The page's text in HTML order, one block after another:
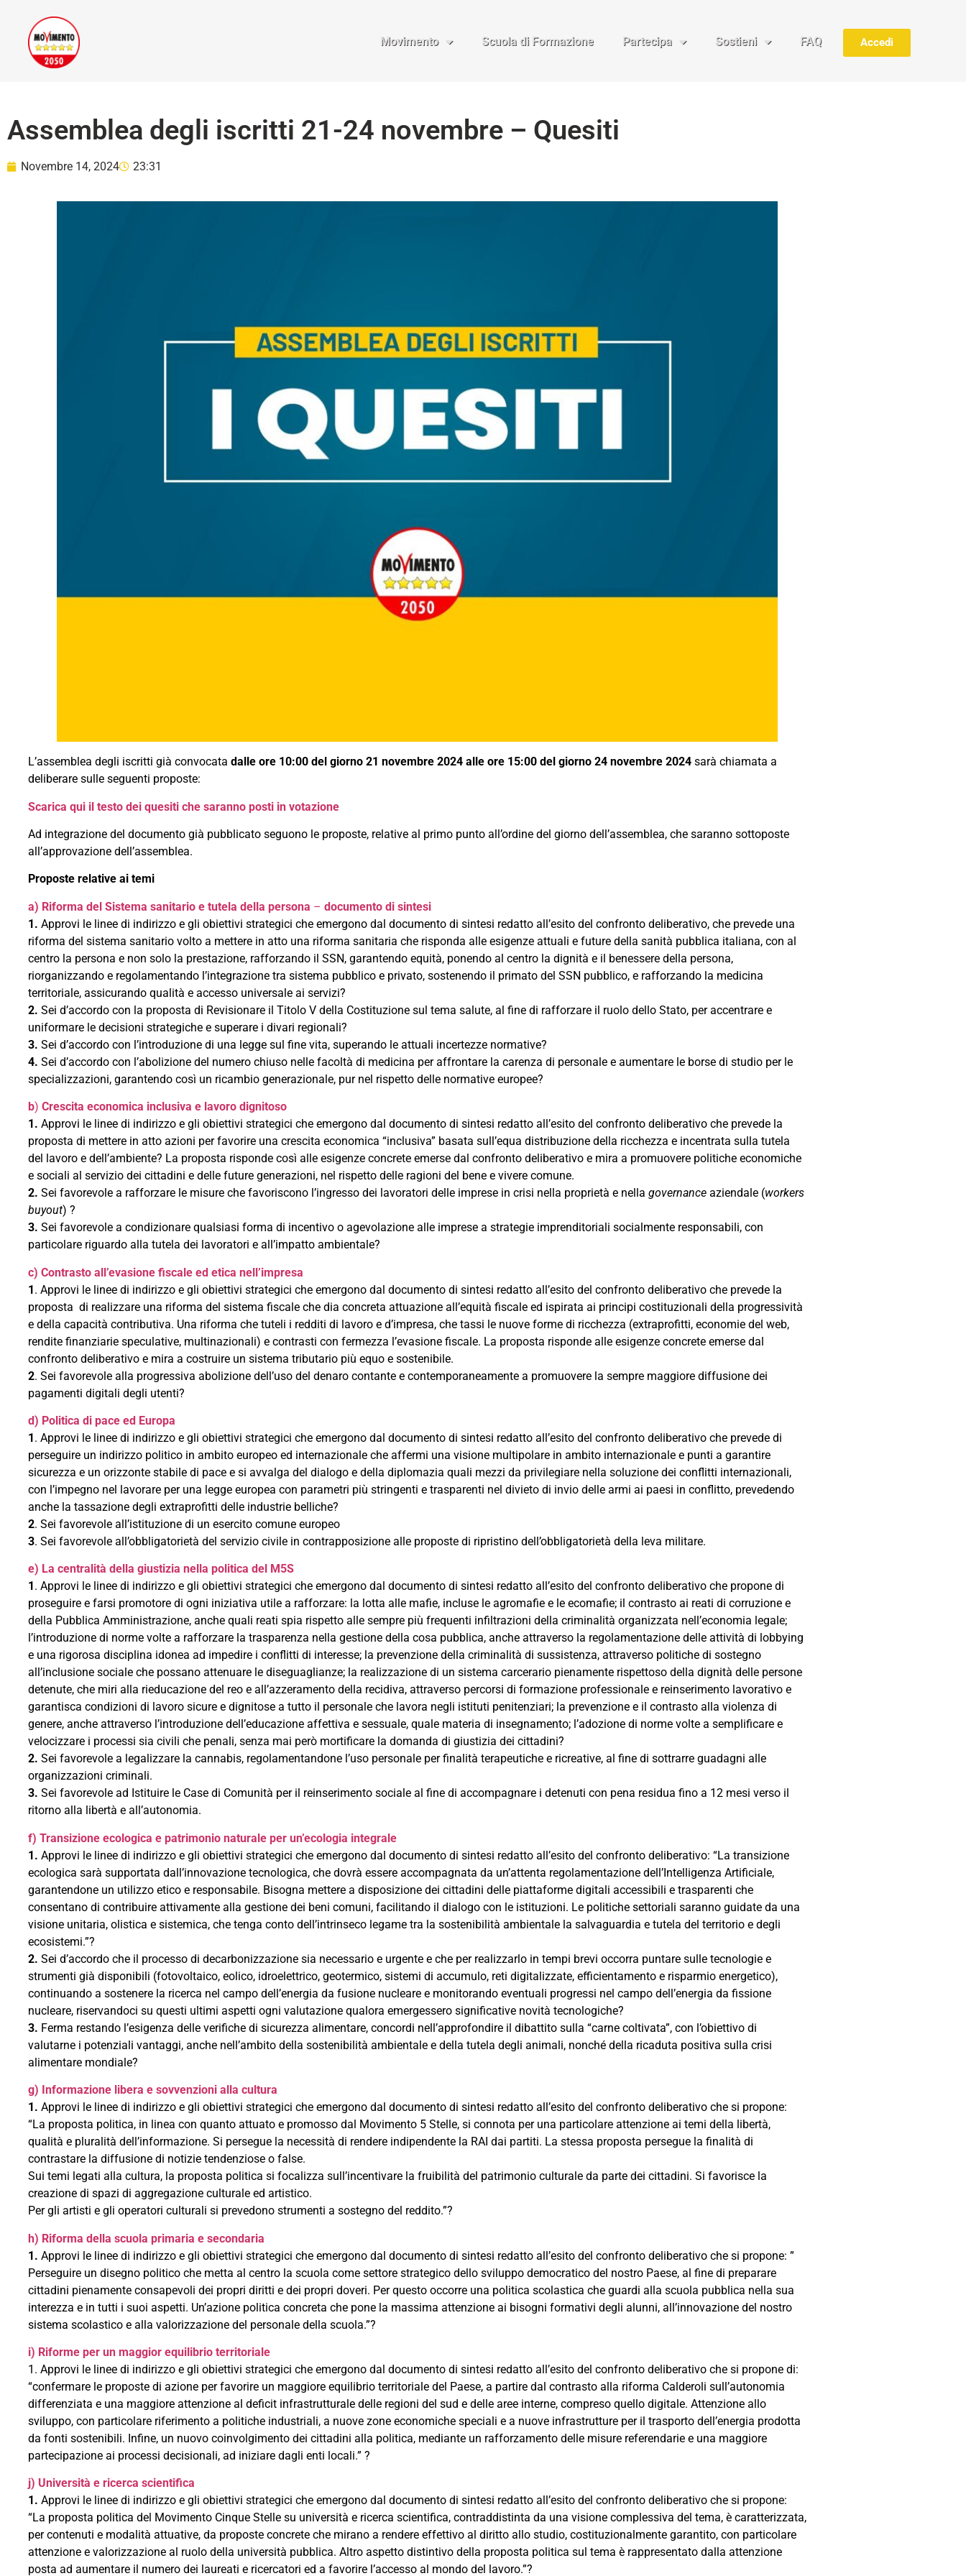
Movimento Scuola di Formazione Partecipa Sostieni FAQ Accedi
Assemblea degli iscritti 21-24 novembre – Quesiti
Novembre 14, 2024 23:31
L’assemblea degli iscritti già convocata dalle ore 10:00 del giorno 21 novembre 2024 alle ore 15:00 del giorno 24 novembre 2024 sarà chiamata a
deliberare sulle seguenti proposte:
Scarica qui il testo dei quesiti che saranno posti in votazione
Ad integrazione del documento già pubblicato seguono le proposte, relative al primo punto all’ordine del giorno dell’assemblea, che saranno sottoposte
all’approvazione dell’assemblea.
Proposte relative ai temi
a) Riforma del Sistema sanitario e tutela della persona – documento di sintesi
1. Approvi le linee di indirizzo e gli obiettivi strategici che emergono dal documento di sintesi redatto all’esito del confronto deliberativo, che prevede una
riforma del sistema sanitario volto a mettere in atto una riforma sanitaria che risponda alle esigenze attuali e future della sanità pubblica italiana, con al
centro la persona e non solo la prestazione, rafforzando il SSN, garantendo equità, ponendo al centro la dignità e il benessere della persona,
riorganizzando e regolamentando l’integrazione tra sistema pubblico e privato, sostenendo il primato del SSN pubblico, e rafforzando la medicina
territoriale, assicurando qualità e accesso universale ai servizi?
2. Sei d’accordo con la proposta di Revisionare il Titolo V della Costituzione sul tema salute, al fine di rafforzare il ruolo dello Stato, per accentrare e
uniformare le decisioni strategiche e superare i divari regionali?
3. Sei d’accordo con l’introduzione di una legge sul fine vita, superando le attuali incertezze normative?
4. Sei d’accordo con l’abolizione del numero chiuso nelle facoltà di medicina per affrontare la carenza di personale e aumentare le borse di studio per le
specializzazioni, garantendo così un ricambio generazionale, pur nel rispetto delle normative europee?
b) Crescita economica inclusiva e lavoro dignitoso
1. Approvi le linee di indirizzo e gli obiettivi strategici che emergono dal documento di sintesi redatto all’esito del confronto deliberativo che prevede la
proposta di mettere in atto azioni per favorire una crescita economica “inclusiva” basata sull’equa distribuzione della ricchezza e incentrata sulla tutela
del lavoro e dell’ambiente? La proposta risponde così alle esigenze concrete emerse dal confronto deliberativo e mira a promuovere politiche economiche
e sociali al servizio dei cittadini e delle future generazioni, nel rispetto delle ragioni del bene e vivere comune.
2. Sei favorevole a rafforzare le misure che favoriscono l’ingresso dei lavoratori delle imprese in crisi nella proprietà e nella governanceaziendale (workers
buyout) ?
3. Sei favorevole a condizionare qualsiasi forma di incentivo o agevolazione alle imprese a strategie imprenditoriali socialmente responsabili, con
particolare riguardo alla tutela dei lavoratori e all’impatto ambientale?
c) Contrasto all’evasione fiscale ed etica nell’impresa
1. Approvi le linee di indirizzo e gli obiettivi strategici che emergono dal documento di sintesi redatto all’esito del confronto deliberativo che prevede la
proposta di realizzare una riforma del sistema fiscale che dia concreta attuazione all’equità fiscale ed ispirata ai principi costituzionali della progressività
e della capacità contributiva. Una riforma che tuteli i redditi di lavoro e d’impresa, che tassi le nuove forme di ricchezza (extraprofitti, economie del web,
rendite finanziarie speculative, multinazionali) e contrasti con fermezza l’evasione fiscale. La proposta risponde alle esigenze concrete emerse dal
confronto deliberativo e mira a costruire un sistema tributario più equo e sostenibile.
2. Sei favorevole alla progressiva abolizione dell’uso del denaro contante e contemporaneamente a promuovere la sempre maggiore diffusione dei
pagamenti digitali degli utenti?
d) Politica di pace ed Europa
1. Approvi le linee di indirizzo e gli obiettivi strategici che emergono dal documento di sintesi redatto all’esito del confronto deliberativo che prevede di
perseguire un indirizzo politico in ambito europeo ed internazionale che affermi una visione multipolare in ambito internazionale e punti a garantire
sicurezza e un orizzonte stabile di pace e si avvalga del dialogo e della diplomazia quali mezzi da privilegiare nella soluzione dei conflitti internazionali,
con l’impegno nel lavorare per una legge europea con parametri più stringenti e trasparenti nel divieto di invio delle armi ai paesi in conflitto, prevedendo
anche la tassazione degli extraprofitti delle industrie belliche?
2. Sei favorevole all’istituzione di un esercito comune europeo
3. Sei favorevole all’obbligatorietà del servizio civile in contrapposizione alle proposte di ripristino dell’obbligatorietà della leva militare.
e) La centralità della giustizia nella politica del M5S
1 . Approvi le linee di indirizzo e gli obiettivi strategici che emergono dal documento di sintesi redatto all’esito del confronto deliberativo che propone di
proseguire e farsi promotore di ogni iniziativa utile a rafforzare: la lotta alle mafie, incluse le agromafie e le ecomafie; il contrasto ai reati di corruzione e
della Pubblica Amministrazione, anche quali reati spia rispetto alle sempre più frequenti infiltrazioni della criminalità organizzata nell’economia legale;
l’introduzione di norme volte a rafforzare la trasparenza nella gestione della cosa pubblica, anche attraverso la regolamentazione delle attività di lobbying
e una rigorosa disciplina idonea ad impedire i conflitti di interesse; la prevenzione della criminalità di sussistenza, attraverso politiche di sostegno
all’inclusione sociale che possano attenuare le diseguaglianze; la realizzazione di un sistema carcerario pienamente rispettoso della dignità delle persone
detenute, che miri alla rieducazione del reo e all’azzeramento della recidiva, attraverso percorsi di formazione professionale e reinserimento lavorativo e
garantisca condizioni di lavoro sicure e dignitose a tutto il personale che lavora negli istituti penitenziari; la prevenzione e il contrasto alla violenza di
genere, anche attraverso l’introduzione dell’educazione affettiva e sessuale, quale materia di insegnamento; l’adozione di norme volte a semplificare e
velocizzare i processi sia civili che penali, senza mai però mortificare la domanda di giustizia dei cittadini?
2. Sei favorevole a legalizzare la cannabis, regolamentandone l’uso personale per finalità terapeutiche e ricreative, al fine di sottrarre guadagni alle
organizzazioni criminali.
3. Sei favorevole ad Istituire le Case di Comunità per il reinserimento sociale al fine di accompagnare i detenuti con pena residua fino a 12 mesi verso il
ritorno alla libertà e all’autonomia.
f) Transizione ecologica e patrimonio naturale per un’ecologia integrale
1. Approvi le linee di indirizzo e gli obiettivi strategici che emergono dal documento di sintesi redatto all’esito del confronto deliberativo: “La transizione
ecologica sarà supportata dall’innovazione tecnologica, che dovrà essere accompagnata da un’attenta regolamentazione dell’Intelligenza Artificiale,
garantendone un utilizzo etico e responsabile. Bisogna mettere a disposizione dei cittadini delle piattaforme digitali accessibili e trasparenti che
consentano di contribuire attivamente alla gestione dei beni comuni, facilitando il dialogo con le istituzioni. Le politiche settoriali saranno guidate da una
visione unitaria, olistica e sistemica, che tenga conto dell’intrinseco legame tra la sostenibilità ambientale la salvaguardia e tutela del territorio e degli
ecosistemi.”?
2. Sei d’accordo che il processo di decarbonizzazione sia necessario e urgente e che per realizzarlo in tempi brevi occorra puntare sulle tecnologie e
strumenti già disponibili (fotovoltaico, eolico, idroelettrico, geotermico, sistemi di accumulo, reti digitalizzate, efficientamento e risparmio energetico),
continuando a sostenere la ricerca nel campo dell’energia da fusione nucleare e monitorando eventuali progressi nel campo dell’energia da fissione
nucleare, riservandoci su questi ultimi aspetti ogni valutazione qualora emergessero significative novità tecnologiche?
3. Ferma restando l’esigenza delle verifiche di sicurezza alimentare, concordi nell’approfondire il dibattito sulla “carne coltivata”, con l’obiettivo di
valutarne i potenziali vantaggi, anche nell’ambito della sostenibilità ambientale e della tutela degli animali, nonché della ricaduta positiva sulla crisi
alimentare mondiale?
g) Informazione libera e sovvenzioni alla cultura
1. Approvi le linee di indirizzo e gli obiettivi strategici che emergono dal documento di sintesi redatto all’esito del confronto deliberativo che si propone:
“La proposta politica, in linea con quanto attuato e promosso dal Movimento 5 Stelle, si connota per una particolare attenzione ai temi della libertà,
qualità e pluralità dell’informazione. Si persegue la necessità di rendere indipendente la RAI dai partiti. La stessa proposta persegue la finalità di
contrastare la diffusione di notizie tendenziose o false.
Sui temi legati alla cultura, la proposta politica si focalizza sull’incentivare la fruibilità del patrimonio culturale da parte dei cittadini. Si favorisce la
creazione di spazi di aggregazione culturale ed artistico.
Per gli artisti e gli operatori culturali si prevedono strumenti a sostegno del reddito.”?
h) Riforma della scuola primaria e secondaria
1. Approvi le linee di indirizzo e gli obiettivi strategici che emergono dal documento di sintesi redatto all’esito del confronto deliberativo che si propone: ”
Perseguire un disegno politico che metta al centro la scuola come settore strategico dello sviluppo democratico del nostro Paese, al fine di preparare
cittadini pienamente consapevoli dei propri diritti e dei propri doveri. Per questo occorre una politica scolastica che guardi alla scuola pubblica nella sua
interezza e in tutti i suoi aspetti. Un’azione politica concreta che pone la massima attenzione ai bisogni formativi degli alunni, all’innovazione del nostro
sistema scolastico e alla valorizzazione del personale della scuola.”?
i) Riforme per un maggior equilibrio territoriale
1. Approvi le linee di indirizzo e gli obiettivi strategici che emergono dal documento di sintesi redatto all’esito del confronto deliberativo che si propone di:
“confermare le proposte di azione per favorire un maggiore equilibrio territoriale del Paese, a partire dal contrasto alla riforma Calderoli sull’autonomia
differenziata e una maggiore attenzione al deficit infrastrutturale delle regioni del sud e delle aree interne, compreso quello digitale. Attenzione allo
sviluppo, con particolare riferimento a politiche industriali, a nuove zone economiche speciali e a nuove infrastrutture per il trasporto dell’energia prodotta
da fonti sostenibili. Infine, un nuovo coinvolgimento dei cittadini alla politica, mediante un rafforzamento delle misure referendarie e una maggiore
partecipazione ai processi decisionali, ad iniziare dagli enti locali.” ?
j) Università e ricerca scientifica
1. Approvi le linee di indirizzo e gli obiettivi strategici che emergono dal documento di sintesi redatto all’esito del confronto deliberativo che si propone:
“La proposta politica del Movimento Cinque Stelle su università e ricerca scientifica, contraddistinta da una visione complessiva del tema, è caratterizzata,
per contenuti e modalità attuative, da proposte concrete che mirano a rendere effettivo al diritto allo studio, costituzionalmente garantito, con particolare
attenzione e valorizzazione al ruolo della università pubblica. Altro aspetto distintivo della proposta politica sul tema è rappresentato dalla attenzione
posta ad aumentare il numero dei laureati e ricercatori ed a favorire l’accesso al mondo del lavoro.”?